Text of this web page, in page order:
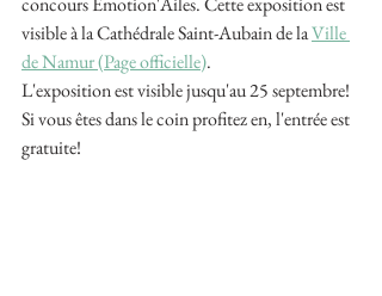
visible à la Cathédrale Saint-Aubain de la Ville
de Namur (Page officielle).
L'exposition est visible jusqu'au 25 septembre!
Si vous êtes dans le coin profitez en, l'entrée est
gratuite!